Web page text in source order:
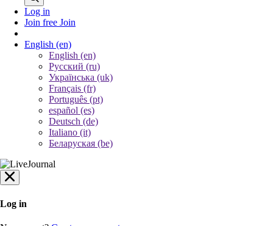
Log in
Join free Join
English (en)
English (en)
Русский (ru)
Українська (uk)
Français (fr)
Português (pt)
español (es)
Deutsch (de)
Italiano (it)
Беларуская (be)
Log in